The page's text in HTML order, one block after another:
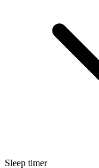
Sleep timer